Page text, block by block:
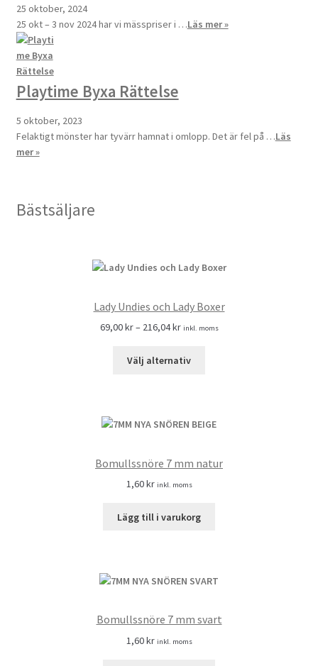
25 oktober, 2024
25 okt – 3 nov 2024 har vi mässpriser i …Läs mer »
Playtime Byxa Rättelse
5 oktober, 2023
Felaktigt mönster har tyvärr hamnat i omlopp. Det är fel på …Läs
mer »
Bästsäljare
Lady Undies och Lady Boxer
69,00kr– 216,04kr inkl. moms
Välj alternativ
Bomullssnöre 7 mm natur
1,60kr inkl. moms
Lägg till i varukorg
Bomullssnöre 7 mm svart
1,60kr inkl. moms